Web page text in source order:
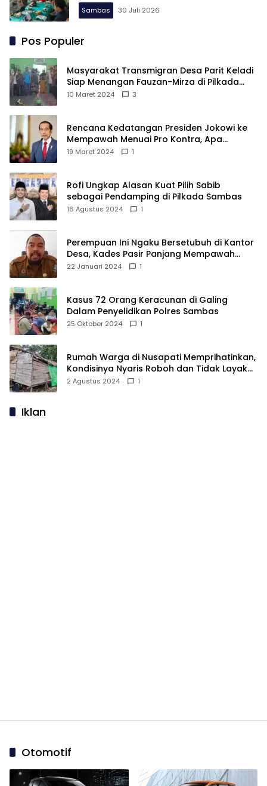
Sambas 30 Juli 2026
Pos Populer
Masyarakat Transmigran Desa Parit Keladi
Siap Menangan Fauzan-Mirza di Pilkada
Kubu Raya
10 Maret 2024 3
Rencana Kedatangan Presiden Jokowi ke
Mempawah Menuai Pro Kontra, Apa
Sebabnya?
19 Maret 2024 1
Rofi Ungkap Alasan Kuat Pilih Sabib
sebagai Pendamping di Pilkada Sambas
16 Agustus 2024 1
Perempuan Ini Ngaku Bersetubuh di Kantor
Desa, Kades Pasir Panjang Mempawah
Membantah: Silakan Buktikan!
22 Januari 2024 1
Kasus 72 Orang Keracunan di Galing
Dalam Penyelidikan Polres Sambas
25 Oktober 2024 1
Rumah Warga di Nusapati Memprihatinkan,
Kondisinya Nyaris Roboh dan Tidak Layak
Huni
2 Agustus 2024 1
Iklan
Otomotif